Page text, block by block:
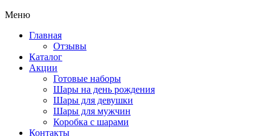
Меню
Главная
Отзывы
Каталог
Акции
Готовые наборы
Шары на день рождения
Шары для девушки
Шары для мужчин
Коробка с шарами
Контакты